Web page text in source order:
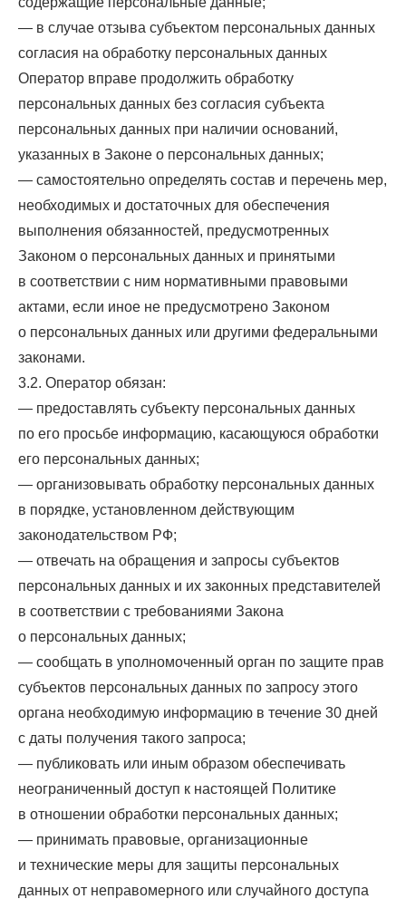
— в случае отзыва субъектом персональных данных
согласия на обработку персональных данных
Оператор вправе продолжить обработку
персональных данных без согласия субъекта
персональных данных при наличии оснований,
указанных в Законе о персональных данных;
— самостоятельно определять состав и перечень мер,
необходимых и достаточных для обеспечения
выполнения обязанностей, предусмотренных
Законом о персональных данных и принятыми
в соответствии с ним нормативными правовыми
актами, если иное не предусмотрено Законом
о персональных данных или другими федеральными
законами.
3.2. Оператор обязан:
— предоставлять субъекту персональных данных
по его просьбе информацию, касающуюся обработки
его персональных данных;
— организовывать обработку персональных данных
в порядке, установленном действующим
законодательством РФ;
— отвечать на обращения и запросы субъектов
персональных данных и их законных представителей
в соответствии с требованиями Закона
о персональных данных;
— сообщать в уполномоченный орган по защите прав
субъектов персональных данных по запросу этого
органа необходимую информацию в течение 30 дней
с даты получения такого запроса;
— публиковать или иным образом обеспечивать
неограниченный доступ к настоящей Политике
в отношении обработки персональных данных;
— принимать правовые, организационные
и технические меры для защиты персональных
данных от неправомерного или случайного доступа